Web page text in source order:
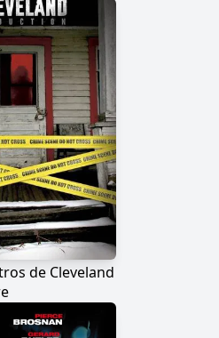
de Cleveland